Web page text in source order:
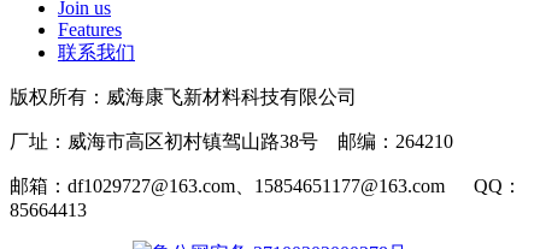
Join us
Features
联系我们
版权所有：威海康飞新材料科技有限公司
厂址：威海市高区初村镇驾山路38号 邮编：264210
邮箱：df1029727@163.com、15854651177@163.com QQ：
85664413